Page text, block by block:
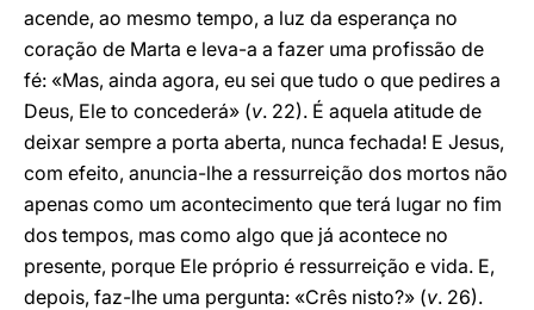
acende, ao mesmo tempo, a luz da esperança no
coração de Marta e leva-a a fazer uma profissão de
fé: «Mas, ainda agora, eu sei que tudo o que pedires a
Deus, Ele to concederá» (v. 22). É aquela atitude de
deixar sempre a porta aberta, nunca fechada! E Jesus,
com efeito, anuncia-lhe a ressurreição dos mortos não
apenas como um acontecimento que terá lugar no fim
dos tempos, mas como algo que já acontece no
presente, porque Ele próprio é ressurreição e vida. E,
depois, faz-lhe uma pergunta: «Crês nisto?» (v. 26).